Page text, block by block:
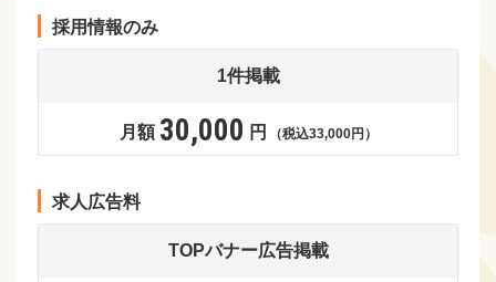
採用情報のみ
1件掲載
月額 30,000 円 （税込33,000円）
求人広告料
TOPバナー広告掲載